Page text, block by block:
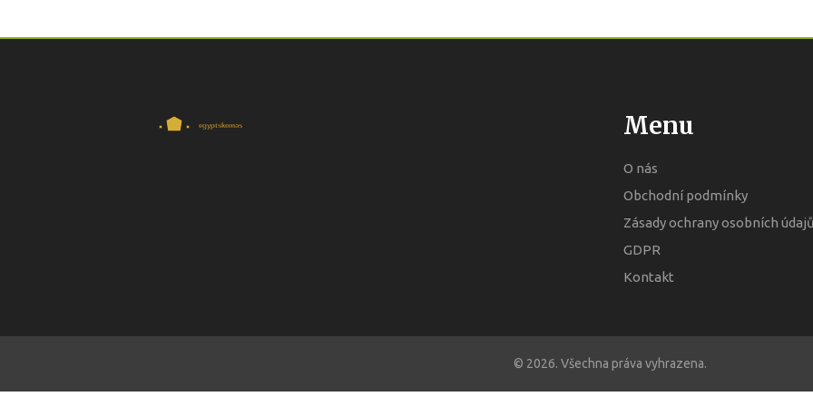
Menu
O nás
Obchodní podmínky
Zásady ochrany osobních
GDPR
Kontakt
© 2026. Všechna práva vyhrazena.